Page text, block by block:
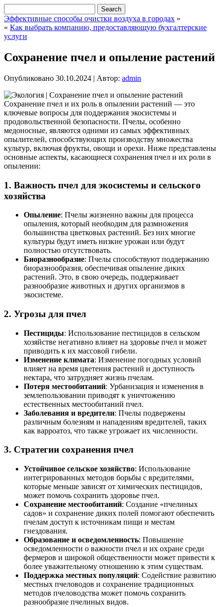
Эффективные способы очистки воздуха в городах »
« Как выбрать компанию, предоставляющую бухгалтерские
услуги
Сохранение пчел и опыление растений
Опубликовано 30.10.2024 | Автор: admin
Сохранение пчел и их роль в опылении растений — это
ключевые вопросы для поддержания экосистемы и
продовольственной безопасности. Пчелы, особенно
медоносные, являются одними из самых эффективных
опылителей, способствующих производству множества
культур, включая фрукты, овощи и орехи. Ниже представлены
основные аспекты, касающиеся сохранения пчел и их роли в
опылении:
1. Важность пчел для экосистемы и сельского
хозяйства
Опыление: Пчелы жизненно важны для процесса
опыления, который необходим для размножения
большинства цветковых растений. Без них многие
культуры будут иметь низкие урожаи или будут
полностью отсутствовать.
Биоразнообразие: Пчелы способствуют поддержанию
биоразнообразия, обеспечивая опыление диких
растений. Это, в свою очередь, поддерживает
разнообразие животных и других организмов в
экосистеме.
2. Угрозы для пчел
Пестициды: Использование пестицидов в сельском
хозяйстве негативно влияет на здоровье пчел и может
приводить к их массовой гибели.
Изменение климата: Изменение погодных условий
влияет на время цветения растений и доступность
нектара, что затрудняет жизнь пчелам.
Потеря местообитаний: Урбанизация и изменения в
землепользовании приводят к уничтожению
естественных местообитаний пчел.
Заболевания и вредители: Пчелы подвержены
различным болезням и нападениям вредителей, таких
как варроатоз, что также угрожает их численности.
3. Стратегии сохранения пчел
Устойчивое сельское хозяйство: Использование
интегрированных методов борьбы с вредителями,
которые меньше зависят от химических пестицидов,
может помочь сохранить здоровье пчел.
Сохранение местообитаний: Создание «пчелиных
садов» и сохранение диких полей помогают обеспечить
пчелам доступ к источникам пищи и местам
гнездования.
Образование и осведомленность: Повышение
осведомленности о важности пчел и их охране среди
фермеров и широкой общественности может привести к
более уважительному отношению к этим существам.
Поддержка местных популяций: Содействие развитию
местных пчеловодов и сохранение традиционных
методов пчеловодства может помочь сохранить
разнообразие пчелиных видов.